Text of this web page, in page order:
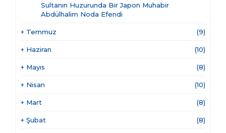
Sultanın Huzurunda Bir Japon Muhabir
Abdülhalim Noda Efendi
+ Temmuz (9)
+ Haziran (10)
+ Mayıs (8)
+ Nisan (10)
+ Mart (8)
+ Şubat (8)